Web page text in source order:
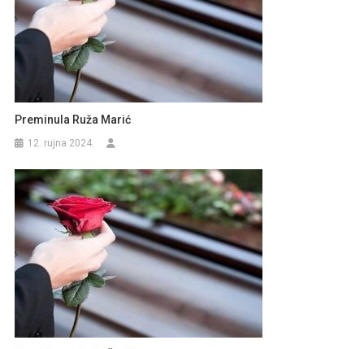
Preminula Ruža Marić
12. rujna 2024.